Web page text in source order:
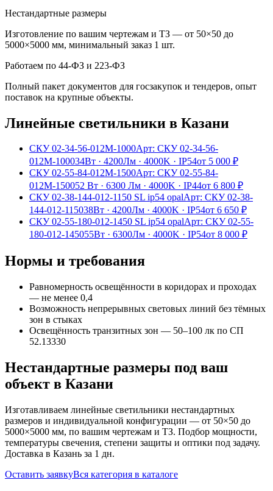
Нестандартные размеры
Изготовление по вашим чертежам и ТЗ — от 50×50 до
5000×5000 мм, минимальный заказ 1 шт.
Работаем по 44-ФЗ и 223-ФЗ
Полный пакет документов для госзакупок и тендеров, опыт
поставок на крупные объекты.
Линейные светильники в Казани
СКУ 02-34-56-012М-1000Арт: СКУ 02-34-56-
012М-100034Вт · 4200Лм · 4000K · IP54от 5 000 ₽
СКУ 02-55-84-012М-1500Арт: СКУ 02-55-84-
012М-150052 Вт · 6300 Лм · 4000K · IP44от 6 800 ₽
СКУ 02-38-144-012-1150 SL ip54 opalАрт: СКУ 02-38-
144-012-115038Вт · 4200Лм · 4000K · IP54от 6 650 ₽
СКУ 02-55-180-012-1450 SL ip54 opalАрт: СКУ 02-55-
180-012-145055Вт · 6300Лм · 4000K · IP54от 8 000 ₽
Нормы и требования
Равномерность освещённости в коридорах и проходах
— не менее 0,4
Возможность непрерывных световых линий без тёмных
зон в стыках
Освещённость транзитных зон — 50–100 лк по СП
52.13330
Нестандартные размеры под ваш
объект в Казани
Изготавливаем линейные светильники нестандартных
размеров и индивидуальной конфигурации — от 50×50 до
5000×5000 мм, по вашим чертежам и ТЗ. Подбор мощности,
температуры свечения, степени защиты и оптики под задачу.
Доставка в Казань за 1 дн.
Оставить заявкуВся категория в каталоге